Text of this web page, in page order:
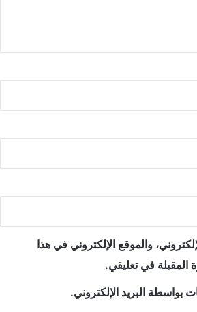
والموقع الإلكتروني في هذا
المقبلة في تعليقي.
بواسطة البريد الإلكتروني.